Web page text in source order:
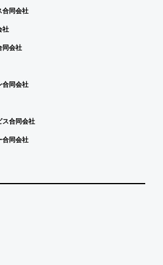
合同会社
社
同会社
合同会社
ス合同会社
合同会社